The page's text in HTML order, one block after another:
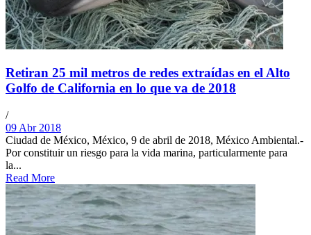
Retiran 25 mil metros de redes extraídas en el Alto
Golfo de California en lo que va de 2018
/
09 Abr 2018
Ciudad de México, México, 9 de abril de 2018, México Ambiental.-
Por constituir un riesgo para la vida marina, particularmente para
la...
Read More